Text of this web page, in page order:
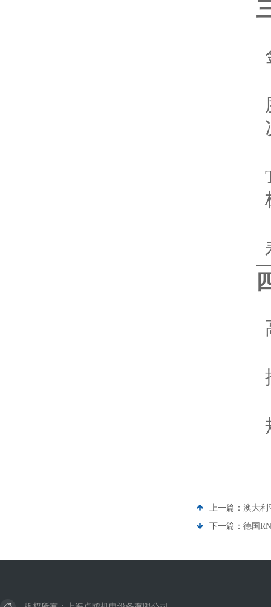
上一篇： 澳大利
下一篇： 德国